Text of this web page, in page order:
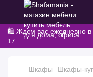
🛍️ Ждем вас ежедневно в
17.
Шкафы Шкафы-